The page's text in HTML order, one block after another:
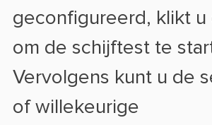
geconfigureerd, klikt u
om de schijftest te
Vervolgens kunt u de
of willekeurige